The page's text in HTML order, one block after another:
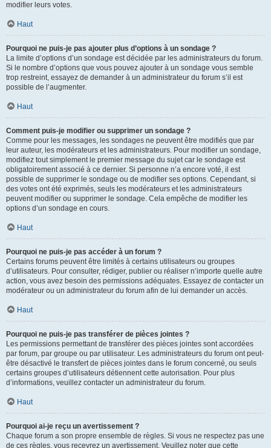
modifier leurs votes.
Haut
Pourquoi ne puis-je pas ajouter plus d’options à un sondage ?
La limite d’options d’un sondage est décidée par les administrateurs du forum.
Si le nombre d’options que vous pouvez ajouter à un sondage vous semble
trop restreint, essayez de demander à un administrateur du forum s’il est
possible de l’augmenter.
Haut
Comment puis-je modifier ou supprimer un sondage ?
Comme pour les messages, les sondages ne peuvent être modifiés que par
leur auteur, les modérateurs et les administrateurs. Pour modifier un sondage,
modifiez tout simplement le premier message du sujet car le sondage est
obligatoirement associé à ce dernier. Si personne n’a encore voté, il est
possible de supprimer le sondage ou de modifier ses options. Cependant, si
des votes ont été exprimés, seuls les modérateurs et les administrateurs
peuvent modifier ou supprimer le sondage. Cela empêche de modifier les
options d’un sondage en cours.
Haut
Pourquoi ne puis-je pas accéder à un forum ?
Certains forums peuvent être limités à certains utilisateurs ou groupes
d’utilisateurs. Pour consulter, rédiger, publier ou réaliser n’importe quelle autre
action, vous avez besoin des permissions adéquates. Essayez de contacter un
modérateur ou un administrateur du forum afin de lui demander un accès.
Haut
Pourquoi ne puis-je pas transférer de pièces jointes ?
Les permissions permettant de transférer des pièces jointes sont accordées
par forum, par groupe ou par utilisateur. Les administrateurs du forum ont peut-
être désactivé le transfert de pièces jointes dans le forum concerné, ou seuls
certains groupes d’utilisateurs détiennent cette autorisation. Pour plus
d’informations, veuillez contacter un administrateur du forum.
Haut
Pourquoi ai-je reçu un avertissement ?
Chaque forum a son propre ensemble de règles. Si vous ne respectez pas une
de ces règles, vous recevrez un avertissement. Veuillez noter que cette